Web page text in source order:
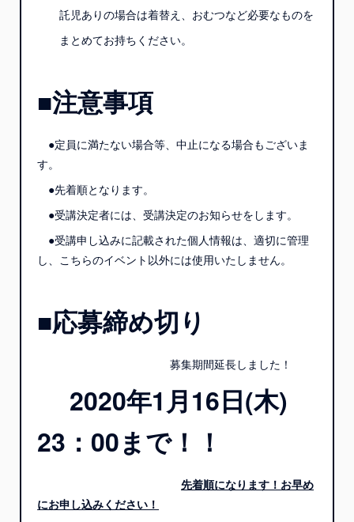
託児ありの場合は着替え、おむつなど必要なものを
まとめてお持ちください。
■注意事項
●定員に満たない場合等、中止になる場合もございま
す。
●先着順となります。
●受講決定者には、受講決定のお知らせをします。
●受講申し込みに記載された個人情報は、適切に管理
し、こちらのイベント以外には使用いたしません。
■応募締め切り
募集期間延長しました！
2020年1 月16日(木)
23：00まで！！
先着順になります！お早め
にお申し込みください！